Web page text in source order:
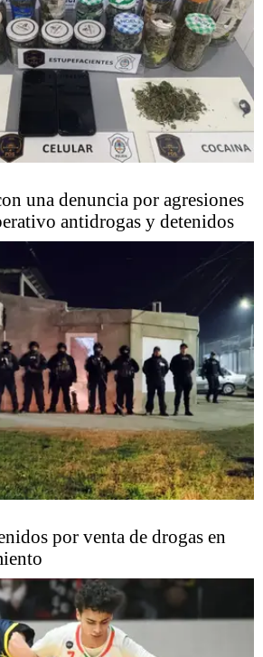
una denuncia por agresiones
antidrogas y detenidos
por venta de drogas en